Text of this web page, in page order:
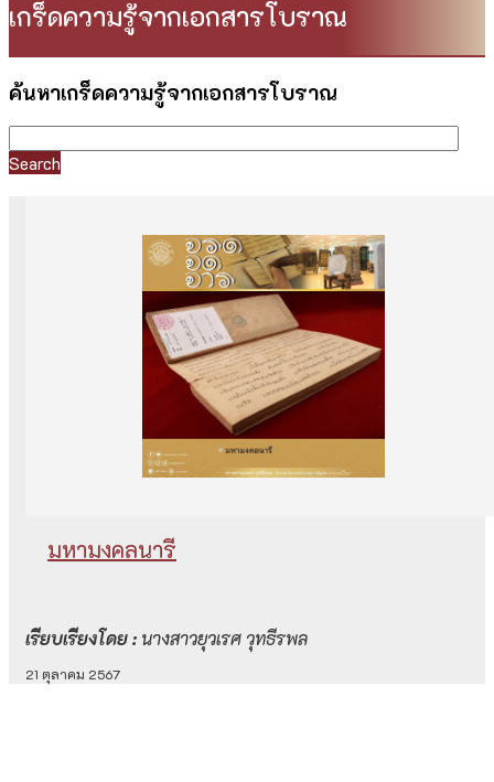
เกร็ดความรู้จากเอกสารโบราณ
ค้นหาเกร็ดความรู้จากเอกสารโบราณ
Search
มหามงคลนารี
เรียบเรียงโดย : นางสาวยุวเรศ วุทธีรพล
21 ตุลาคม 2567